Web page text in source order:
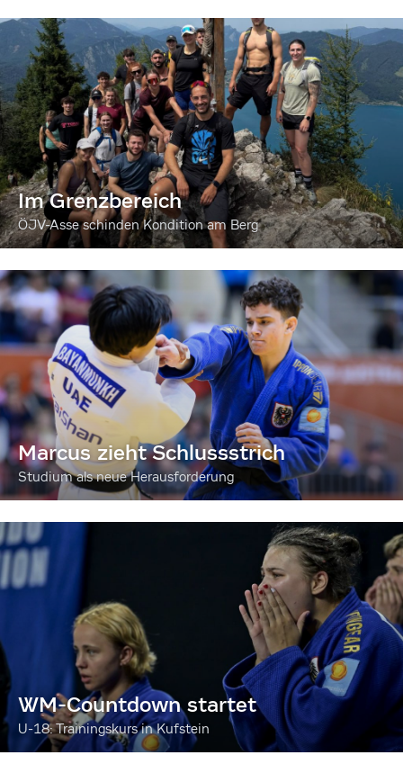
Im Grenzbereich
ÖJV-Asse schinden Kondition am Berg
Marcus zieht Schlussstrich
Studium als neue Herausforderung
WM-Countdown startet
U-18: Trainingskurs in Kufstein